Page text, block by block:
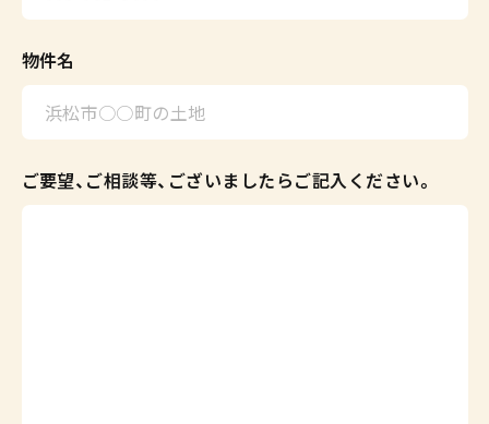
物件名
ご要望、ご相談等、ございましたらご記入ください。